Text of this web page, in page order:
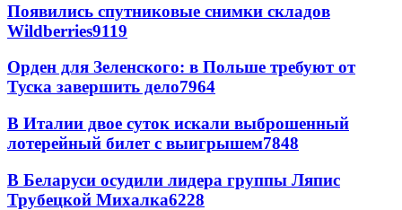
Появились спутниковые снимки складов
Wildberries9119
Орден для Зеленского: в Польше требуют от
Туска завершить дело7964
В Италии двое суток искали выброшенный
лотерейный билет с выигрышем7848
В Беларуси осудили лидера группы Ляпис
Трубецкой Михалка6228